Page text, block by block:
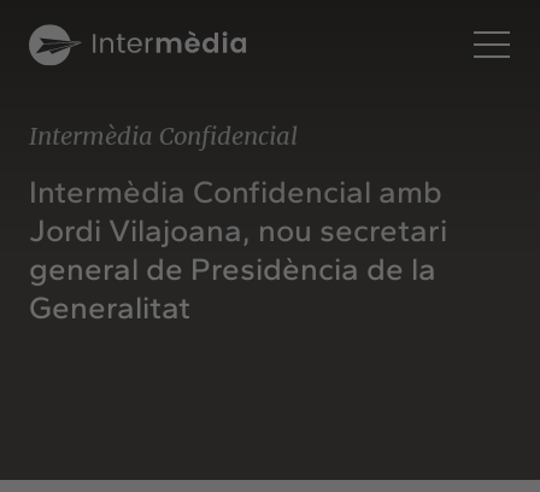
Intermèdia
Sobre nosaltres
Interconnexió
Els nostres serveis
Interacció
Interrelació
Intermèdia Confidencial
Intermèdia Confidencial amb
Jordi Vilajoana, nou secretari
general de Presidència de la
Generalitat